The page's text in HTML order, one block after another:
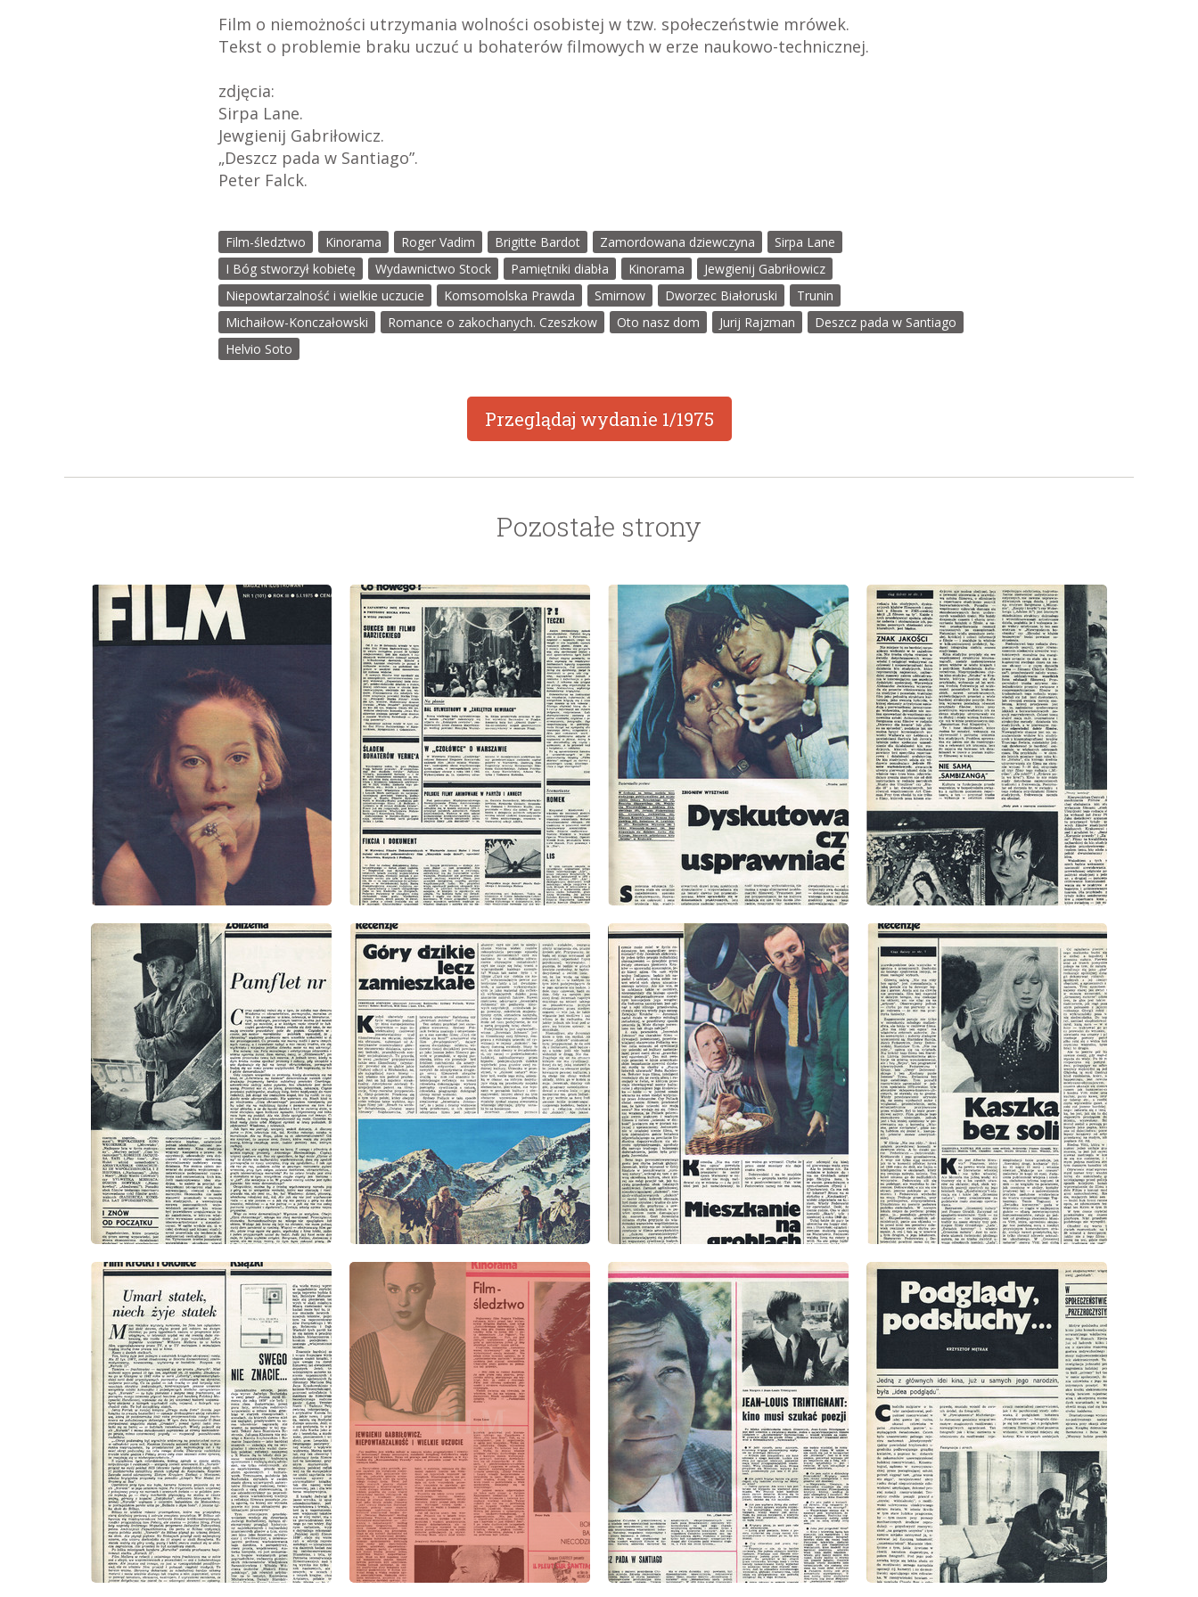
Film o niemożności utrzymania wolności osobistej w tzw. społeczeństwie mrówek.
Tekst o problemie braku uczuć u bohaterów filmowych w erze naukowo-technicznej.
zdjęcia:
Sirpa Lane.
Jewgienij Gabriłowicz.
„Deszcz pada w Santiago”.
Peter Falck.
Film-śledztwo Kinorama Roger Vadim Brigitte Bardot Zamordowana dziewczyna
Sirpa Lane
I Bóg stworzył kobietę
Wydawnictwo Stock Pamiętniki diabła Kinorama
Jewgienij Gabriłowicz
Niepowtarzalność i wielkie uczucie
Komsomolska Prawda Smirnow Dworzec Białoruski
Trunin
Michaiłow-Konczałowski
Romance o zakochanych. Czeszkow Oto nasz dom Jurij Rajzman
Deszcz pada w Santiago
Helvio Soto
Przeglądaj wydanie 1/1975
Pozostałe strony
wydanie: 1/1975 wydanie: 1/1975 wydanie: 1/1975 wydanie: 1/1975
wydanie: 1/1975 wydanie: 1/1975 wydanie: 1/1975 wydanie: 1/1975